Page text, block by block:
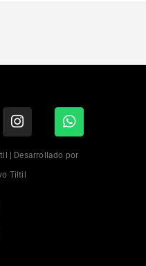
| Desarrollado por
Tiltil